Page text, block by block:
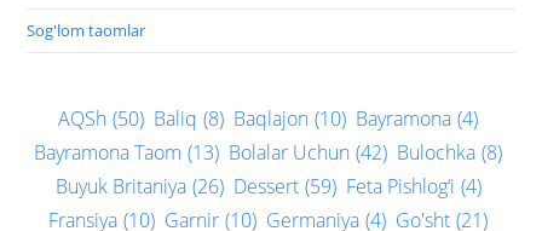
Sog'lom taomlar
AQSh (50) Baliq (8) Baqlajon (10) Bayramona (4)
Bayramona Taom (13) Bolalar Uchun (42) Bulochka (8)
Buyuk Britaniya (26) Dessert (59) Feta Pishlog‘i (4)
Fransiya (10) Garnir (10) Germaniya (4) Go'sht (21)